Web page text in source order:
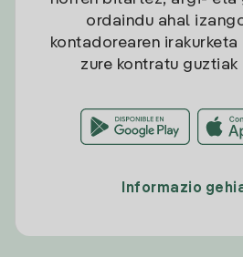
ordaindu ahal
kontadorearen
zure kontratu guztiak
Informazio